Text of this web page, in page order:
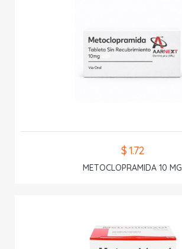
$ 1.72
METOCLOPRAMIDA 10 MG